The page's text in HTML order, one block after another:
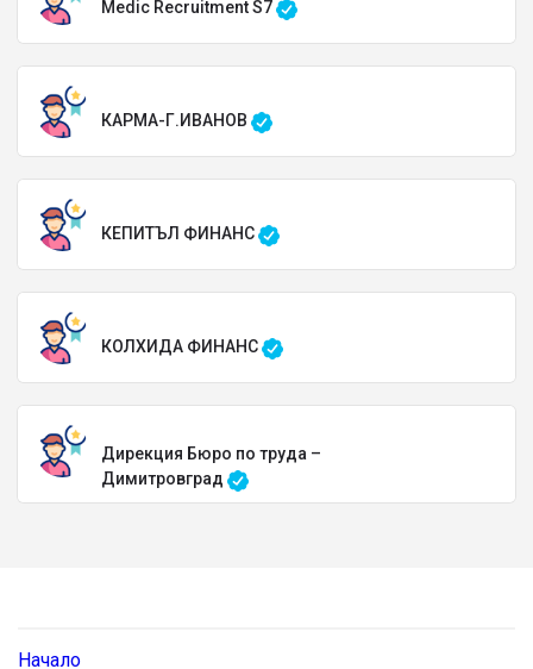
Medic Recruitment S7
КАРМА-Г.ИВАНОВ
КЕПИТЪЛ ФИНАНС
КОЛХИДА ФИНАНС
Дирекция Бюро по труда –
Димитровград
Начало